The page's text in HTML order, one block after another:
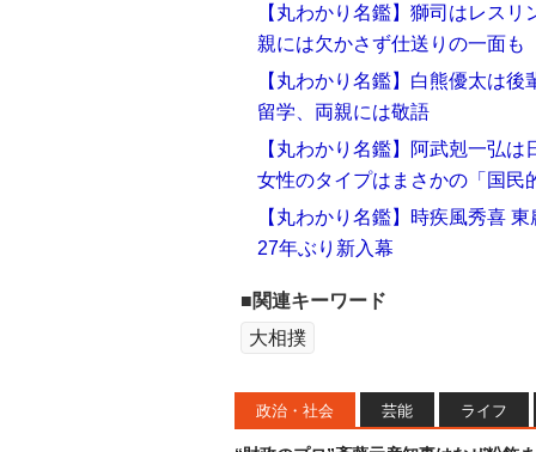
【丸わかり名鑑】獅司はレス
親には欠かさず仕送りの一面も
【丸わかり名鑑】白熊優太は
留学、両親には敬語
【丸わかり名鑑】阿武剋一弘
女性のタイプはまさかの「国民
【丸わかり名鑑】時疾風秀喜
27年ぶり新入幕
■関連キーワード
大相撲
政治・社会 芸能 ライフ